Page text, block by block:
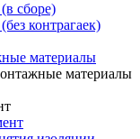
сборе)
контрагаек)
материалы
материалы